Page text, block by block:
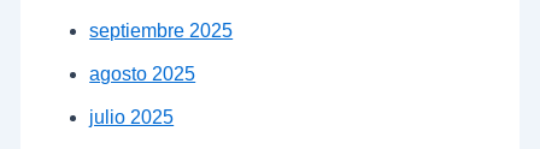
septiembre 2025
agosto 2025
julio 2025